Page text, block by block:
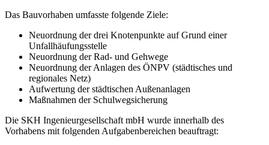
Das Bauvorhaben umfasste folgende Ziele:
Neuordnung der drei Knotenpunkte auf Grund einer
Unfallhäufungsstelle
Neuordnung der Rad- und Gehwege
Neuordnung der Anlagen des ÖNPV (städtisches und
regionales Netz)
Aufwertung der städtischen Außenanlagen
Maßnahmen der Schulwegsicherung
Die SKH Ingenieurgesellschaft mbH wurde innerhalb des
Vorhabens mit folgenden Aufgabenbereichen beauftragt: